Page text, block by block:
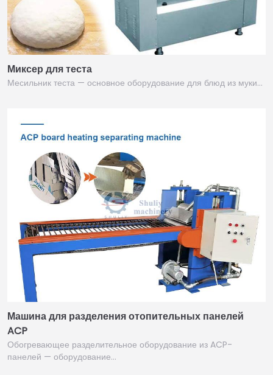
Миксер для теста
Месильник теста — основное оборудование для блюд из муки…
Машина для разделения отопительных панелей
ACP
Обогревающее разделительное оборудование из ACP-
панелей — оборудование…